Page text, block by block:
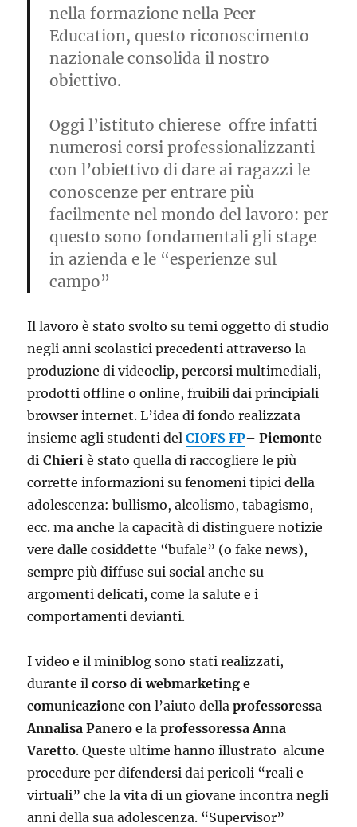
nella formazione nella Peer
Education, questo riconoscimento
nazionale consolida il nostro
obiettivo.
Oggi l’istituto chierese offre infatti
numerosi corsi professionalizzanti
con l’obiettivo di dare ai ragazzi le
conoscenze per entrare più
facilmente nel mondo del lavoro: per
questo sono fondamentali gli stage
in azienda e le “esperienze sul
campo”
Il lavoro è stato svolto su temi oggetto di studio
negli anni scolastici precedenti attraverso la
produzione di videoclip, percorsi multimediali,
prodotti offline o online, fruibili dai principiali
browser internet. L’idea di fondo realizzata
insieme agli studenti delCIOFS FP– Piemonte
di Chieri è stato quella di raccogliere le più
corrette informazioni su fenomeni tipici della
adolescenza: bullismo, alcolismo, tabagismo,
ecc. ma anche la capacità di distinguere notizie
vere dalle cosiddette “bufale” (o fake news),
sempre più diffuse sui social anche su
argomenti delicati, come la salute e i
comportamenti devianti.
I video e il miniblog sono stati realizzati,
durante ilcorso di webmarketing e
comunicazione con l’aiuto dellaprofessoressa
Annalisa Panero e la professoressa Anna
Varetto. Queste ultime hanno illustrato alcune
procedure per difendersi dai pericoli “reali e
virtuali” che la vita di un giovane incontra negli
anni della sua adolescenza. “Supervisor”